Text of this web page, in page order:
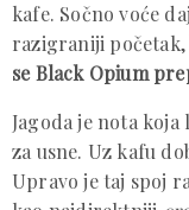
kafe. Sočno voće
razigraniji početak,
se Black Opium
Jagoda je nota
za usne. Uz kafu
Upravo je taj spoj